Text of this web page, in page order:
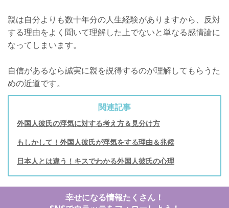
親は自分よりも数十年分の人生経験がありますから、反対
する理由をよく聞いて理解した上でないと単なる感情論に
なってしまいます。
自信があるなら誠実に親を説得するのが理解してもらうた
めの近道です。
関連記事
外国人彼氏の浮気に対する考え方＆見分け方
もしかして！外国人彼氏が浮気をする理由＆兆候
日本人とは違う！キスでわかる外国人彼氏の心理
幸せになる情報たくさん！